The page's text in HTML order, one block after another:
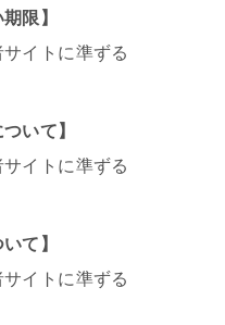
限】
イトに準ずる
いて】
イトに準ずる
て】
イトに準ずる